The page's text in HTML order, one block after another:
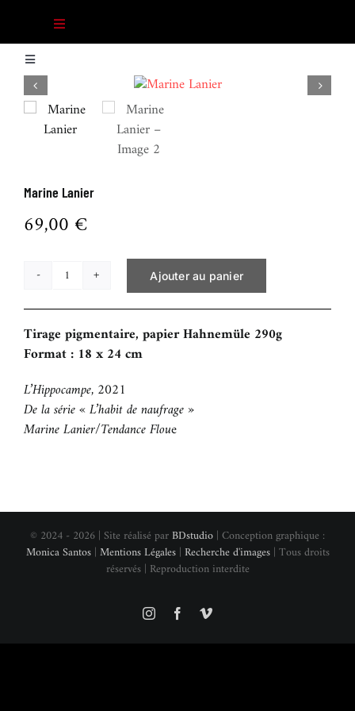
contenu
Toggle
Navigation
COLLECTIF
PHOTOGRAPHES
CULTUREL
ICONOGRAPHIE
RECHERCHE D’IMAGES
CONTACT
Toggle
Navigation
Panier
Marine Lanier
69,00€
quantité
de
Marine
Lanier
Ajouter au panier
Tirage pigmentaire, papier Hahnemüle 290g
Format : 18 x 24 cm
L’Hippocampe, 2021
De la série « L’habit de naufrage »
Marine Lanier/Tendance Floue
© 2024 - 2026 | Site réalisé parBDstudio | Conception graphique :
Monica Santos| Mentions Légales| Recherche d'images| Tous droits
réservés | Reproduction interdite
InstagramFacebookVimeo